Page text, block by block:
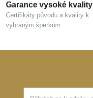
Garance vysoké kvality
Certifikáty původu a kvality k
vybraným šperkům